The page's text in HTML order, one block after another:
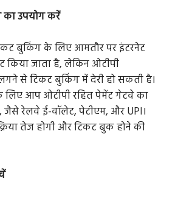
का उपयोग करें
बुकिंग के लिए आमतौर पर इंटरनेट
किया जाता है, लेकिन ओटीपी
से टिकट बुकिंग में देरी हो सकती है।
आप ओटीपी रहित पेमेंट गेटवे का
रेलवे ई-वॉलेट, पेटीएम, और UPI।
तेज होगी और टिकट बुक होने की